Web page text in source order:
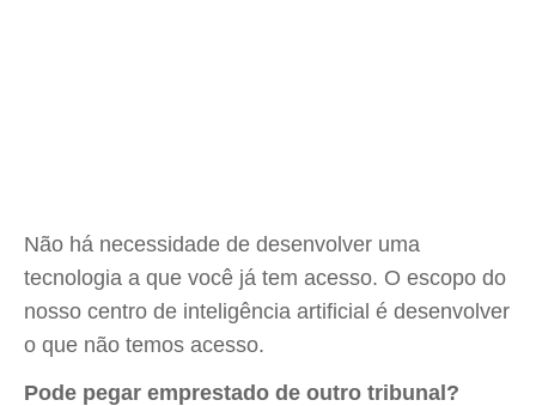
Não há necessidade de desenvolver uma
tecnologia a que você já tem acesso. O escopo do
nosso centro de inteligência artificial é desenvolver
o que não temos acesso.
Pode pegar emprestado de outro tribunal?